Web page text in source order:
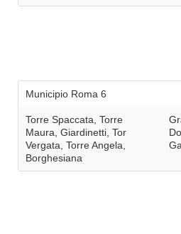
Municipio Roma 6
Torre Spaccata, Torre
Maura, Giardinetti, Tor
Vergata, Torre Angela,
Borghesiana